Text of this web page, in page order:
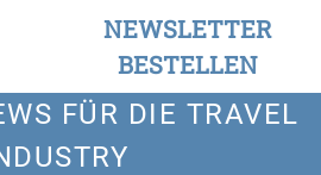
NEWSLETTER
BESTELLEN
FÜR DIE TRAVEL